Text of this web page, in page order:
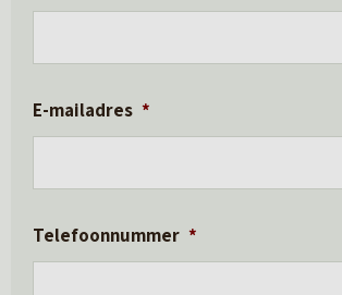
E-mailadres *
Telefoonnummer *